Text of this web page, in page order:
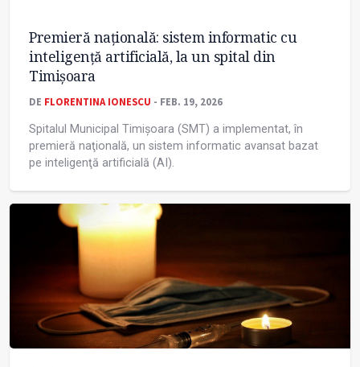
Premieră națională: sistem informatic cu
inteligenţă artificială, la un spital din
Timișoara
DE FLORENTINA IONESCU - FEB. 19, 2026
Spitalul Municipal Timişoara (SMT) a implementat, în
premieră naţională, un sistem informatic avansat bazat
pe inteligenţă artificială (AI).